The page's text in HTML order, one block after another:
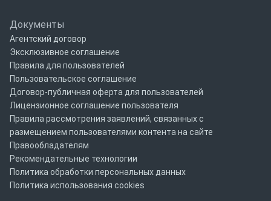
Документы
Агентский договор
Эксклюзивное соглашение
Правила для пользователей
Пользовательское соглашение
Договор-публичная оферта для пользователей
Лицензионное соглашение пользователя
Правила рассмотрения заявлений, связанных с
размещением пользователями контента на сайте
Правообладателям
Рекомендательные технологии
Политика обработки персональных данных
Политика использования cookies